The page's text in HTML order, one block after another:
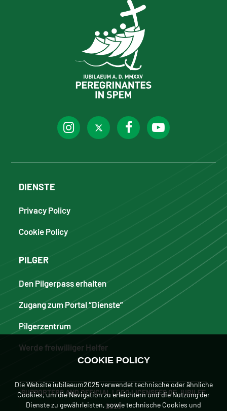
DIENSTE
Privacy Policy
Cookie Policy
PILGER
Den Pilgerpass erhalten
Zugang zum Portal “Dienste”
Pilgerzentrum
Werde freiwilliger Helfer
SUPPORTERS AND OFFICIAL LOGO LICENSEES OF JUBILEE
2025
COOKIE POLICY
Die Website iubilaeum2025 verwendet technische oder ähnliche
Cookies, um die Navigation zu erleichtern und die Nutzung der
Dienste zu gewährleisten, sowie technische Cookies und